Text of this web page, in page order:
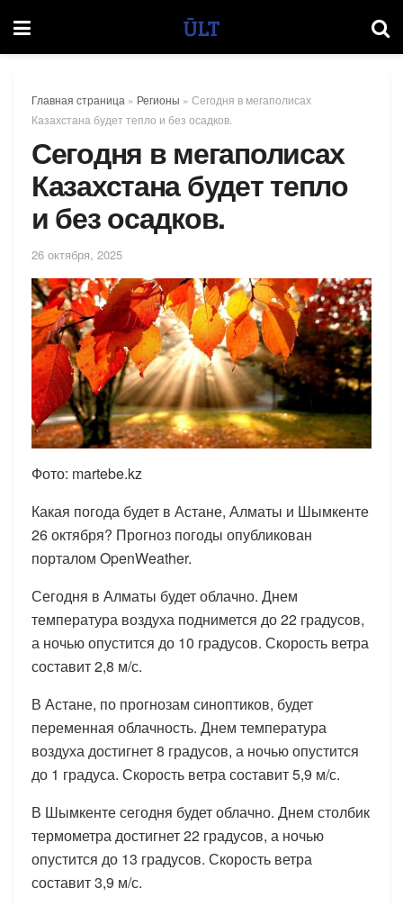
Главная страница » Регионы » Сегодня в мегаполисах
Казахстана будет тепло и без осадков.
Сегодня в мегаполисах
Казахстана будет тепло
и без осадков.
26 октября, 2025
Фото: martebe.kz
Какая погода будет в Астане, Алматы и Шымкенте
26 октября? Прогноз погоды опубликован
порталом OpenWeather.
Сегодня в Алматы будет облачно. Днем
температура воздуха поднимется до 22 градусов,
а ночью опустится до 10 градусов. Скорость ветра
составит 2,8 м/с.
В Астане, по прогнозам синоптиков, будет
переменная облачность. Днем температура
воздуха достигнет 8 градусов, а ночью опустится
до 1 градуса. Скорость ветра составит 5,9 м/с.
В Шымкенте сегодня будет облачно. Днем столбик
термометра достигнет 22 градусов, а ночью
опустится до 13 градусов. Скорость ветра
составит 3,9 м/с.